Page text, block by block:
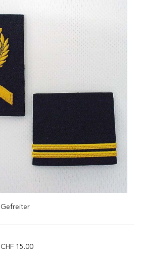
pro Stück
Gefreiter
CHF 15.00